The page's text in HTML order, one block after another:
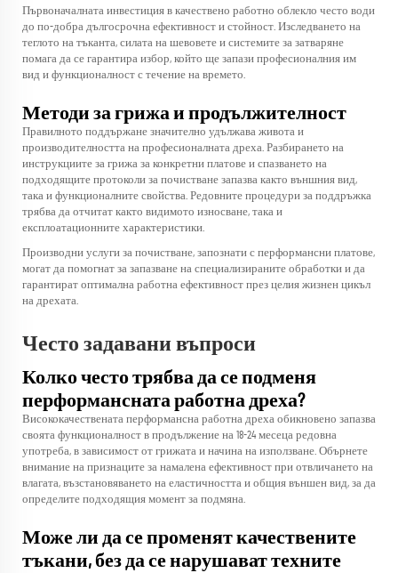
Първоначалната инвестиция в качествено работно облекло често води
до по-добра дългосрочна ефективност и стойност. Изследването на
теглото на тъканта, силата на шевовете и системите за затваряне
помага да се гарантира избор, който ще запази професионалния им
вид и функционалност с течение на времето.
Методи за грижа и продължителност
Правилното поддържане значително удължава живота и
производителността на професионалната дреха. Разбирането на
инструкциите за грижа за конкретни платове и спазването на
подходящите протоколи за почистване запазва както външния вид,
така и функционалните свойства. Редовните процедури за поддръжка
трябва да отчитат както видимото износване, така и
експлоатационните характеристики.
Производни услуги за почистване, запознати с перформансни платове,
могат да помогнат за запазване на специализираните обработки и да
гарантират оптимална работна ефективност през целия жизнен цикъл
на дрехата.
Често задавани въпроси
Колко често трябва да се подменя
перформансната работна дреха?
Висококачествената перформансна работна дреха обикновено запазва
своята функционалност в продължение на 18-24 месеца редовна
употреба, в зависимост от грижата и начина на използване. Обърнете
внимание на признаците за намалена ефективност при отвличането на
влагата, възстановяването на еластичността и общия външен вид, за да
определите подходящия момент за подмяна.
Може ли да се променят качествените
тъкани, без да се нарушават техните